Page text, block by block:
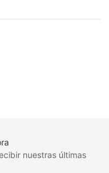
nuestras últimas